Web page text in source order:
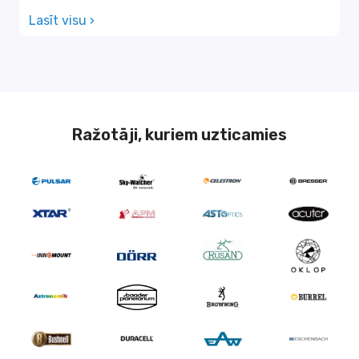
Lasīt visu ›
Ražotāji, kuriem uzticamies